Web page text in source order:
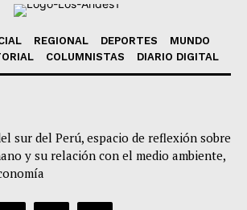
REGIONAL DEPORTES
MUNDO
COLUMNISTAS DIARIO DIGITAL
sur del Perú, espacio de reflexión sobre
y su relación con el medio ambiente,